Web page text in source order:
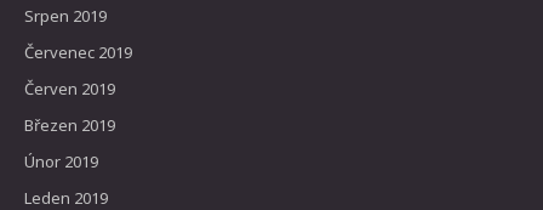
Srpen 2019
Červenec 2019
Červen 2019
Březen 2019
Únor 2019
Leden 2019